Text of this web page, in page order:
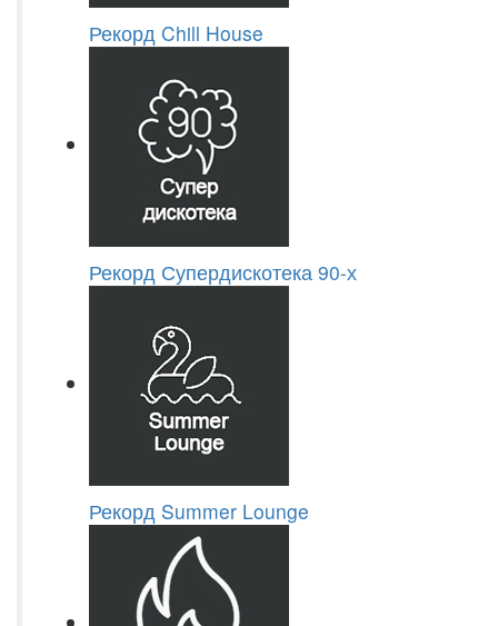
Рекорд Chill House
Рекорд Супердискотека 90-х
Рекорд Summer Lounge